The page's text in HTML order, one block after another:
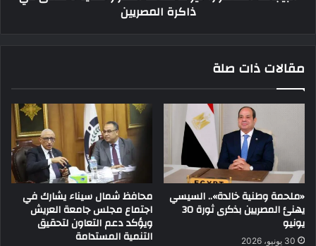
ذاكرة المصريين
مقالات ذات صلة
«ملحمة وطنية خالدة».. السيسي
يهنئ المصريين بذكرى ثورة 30
يونيو
30 يونيو، 2026
محافظ شمال سيناء يشارك في
اجتماع مجلس جامعة العريش
ويؤكد دعم التعاون لتحقيق
التنمية المستدامة